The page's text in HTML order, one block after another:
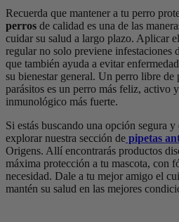
Recuerda que mantener a tu perro
perros de calidad es una de las
cuidar su salud a largo plazo. Aplicar
regular no solo previene infestaciones
que también ayuda a evitar
su bienestar general. Un perro libre de
parásitos es un perro más feliz, activo
inmunológico más fuerte.
Si estás buscando una opción segura
explorar nuestra sección de pipetas
Origens. Allí encontrarás productos
máxima protección a tu mascota, con
necesidad. Dale a tu mejor amigo el
mantén su salud en las mejores